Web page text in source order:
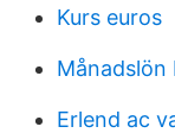
Kurs euros
Månadslön
Erlend ac